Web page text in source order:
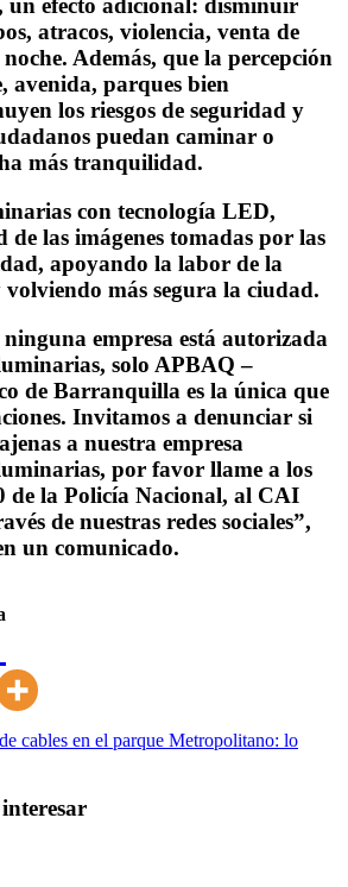
un efecto adicional: disminuir
atracos, violencia, venta de
Además, que la percepción
avenida, parques bien
los riesgos de seguridad y
puedan caminar o
más tranquilidad.
con tecnología LED,
las imágenes tomadas por las
apoyando la labor de la
más segura la ciudad.
empresa está autorizada
solo APBAQ –
de Barranquilla es la única que
Invitamos a denunciar si
a nuestra empresa
por favor llame a los
de la Policía Nacional, al CAI
de nuestras redes sociales”,
un comunicado.
cables en el parque Metropolitano: lo